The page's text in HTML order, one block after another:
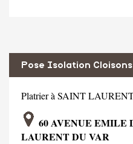
Pose Isolation Cloisons
Platrier à SAINT
60 AVENUE EMILE
LAURENT DU VAR